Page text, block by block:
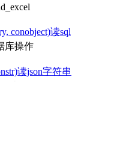
conobject)读sql
库操作
读json字符串